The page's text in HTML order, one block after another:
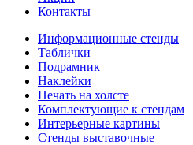
Контакты
Информационные стенды
Таблички
Подрамник
Наклейки
Печать на холсте
Комплектующие к стендам
Интерьерные картины
Стенды выставочные